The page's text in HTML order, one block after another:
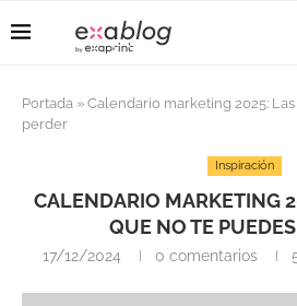
Portada » Calendario marketing 2025:
perder
Inspiración
CALENDARIO MARKETING
QUE NO TE
17/12/2024 0 comentarios